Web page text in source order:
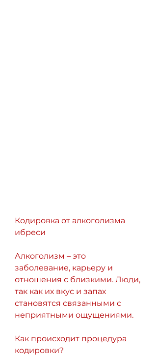
Кодировка от алкоголизма
ибреси
Алкоголизм – это
заболевание, карьеру и
отношения с близкими. Люди,
так как их вкус и запах
становятся связанными с
неприятными ощущениями.
Как происходит процедура
кодировки?